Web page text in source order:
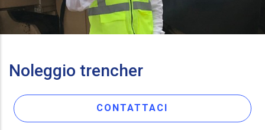
Noleggio trencher
CONTATTACI